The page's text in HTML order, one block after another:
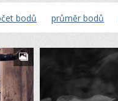
bodů průměr bodů